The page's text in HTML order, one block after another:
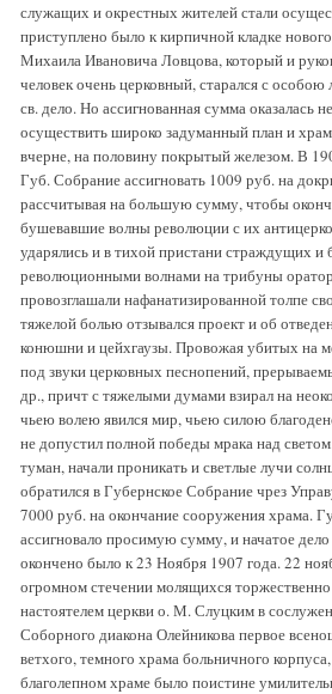
служащих и окрестных жителей стали
приступлено было к кирпичной кладке
Михаила Ивановича Ловцова, который и
человек очень церковный, старался с
св. дело. Но ассигнованная сумма оказалась
осуществить широко задуманный план и
вчерне, на половину покрытый железом. В
Губ. Собрание ассигновать 1009 руб. на
рассчитывая на большую сумму, чтобы
бушевавшие волны революции с их
ударялись и в тихой пристани страждущих
революционными волнами на трибуны
провозглашали нафанатизированной толпе
тяжелой болью отзывался проект и об
конюшни и цейхгаузы. Провожая убитых на
под звуки церковных песнопений,
др., причт с тяжелыми думами взирал на
чьею волею явился мир, чьею силою
не допустил полной победы мрака над
туман, начали проникать и светлые лучи
обратился в Губернское Собрание чрез
7000 руб. на окончание сооружения храма.
ассигновало просимую сумму, и начатое
окончено было к 23 Ноября 1907 года. 22
огромном стечении молящихся
настоятелем церкви о. М. Слуцким в
Соборного диакона Олейникова первое
ветхого, темного храма больничного
благолепном храме было поистине